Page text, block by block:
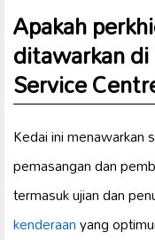
Apakah
ditawarkan
Service
Kedai ini menawarkan
pemasangan dan
termasuk ujian dan
kenderaanyang